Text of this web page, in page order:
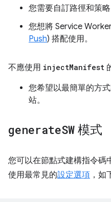
您需要自訂路徑和策略
您想將 Service
Push) 搭配使用。
不應使用 injectManifest
您希望以最簡單的方
站。
generateSW 模式
您可以在節點式建構指令碼
使用最常見的設定選項 ，如